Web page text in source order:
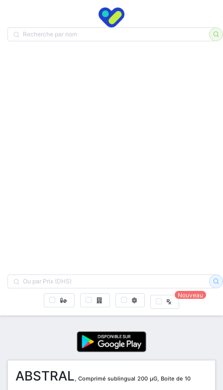
Nouveau
ABSTRAL, Comprimé sublingual 200 µG, Boite de 10